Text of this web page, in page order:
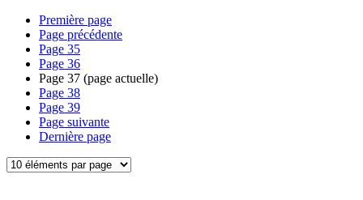
Première page
Page précédente
Page 35
Page 36
Page 37 (page actuelle)
Page 38
Page 39
Page suivante
Dernière page